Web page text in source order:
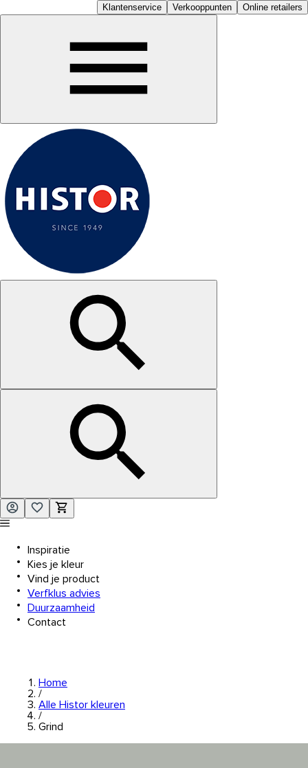
Klantenservice Verkooppunten Online retailers
Inspiratie
Kies je kleur
Vind je product
Verfklus advies
Duurzaamheid
Contact
Home
/
Alle Histor kleuren
/
Grind